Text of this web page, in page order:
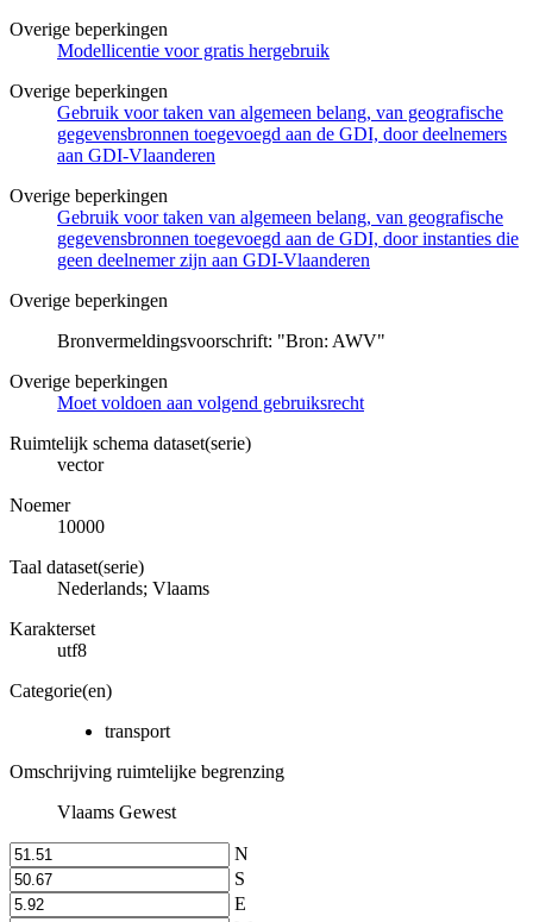
Overige beperkingen
Modellicentie voor gratis hergebruik
Overige beperkingen
Gebruik voor taken van algemeen belang, van geografische
gegevensbronnen toegevoegd aan de GDI, door deelnemers
aan GDI-Vlaanderen
Overige beperkingen
Gebruik voor taken van algemeen belang, van geografische
gegevensbronnen toegevoegd aan de GDI, door instanties die
geen deelnemer zijn aan GDI-Vlaanderen
Overige beperkingen
Bronvermeldingsvoorschrift: "Bron: AWV"
Overige beperkingen
Moet voldoen aan volgend gebruiksrecht
Ruimtelijk schema dataset(serie)
vector
Noemer
10000
Taal dataset(serie)
Nederlands; Vlaams
Karakterset
utf8
Categorie(en)
transport
Omschrijving ruimtelijke begrenzing
Vlaams Gewest
N
S
E